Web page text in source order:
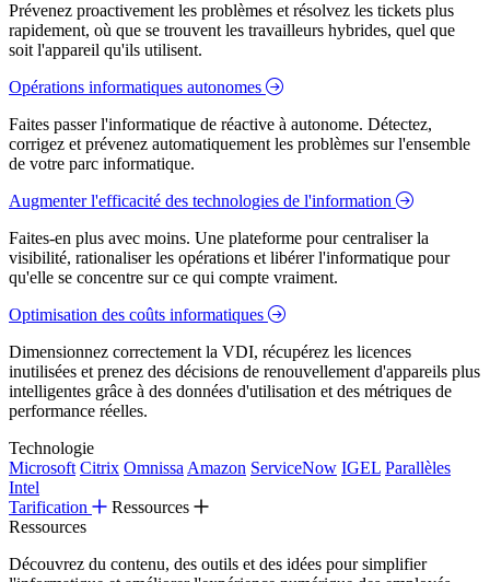
Prévenez proactivement les problèmes et résolvez les tickets plus
rapidement, où que se trouvent les travailleurs hybrides, quel que
soit l'appareil qu'ils utilisent.
Opérations informatiques autonomes
Faites passer l'informatique de réactive à autonome. Détectez,
corrigez et prévenez automatiquement les problèmes sur l'ensemble
de votre parc informatique.
Augmenter l'efficacité des technologies de l'information
Faites-en plus avec moins. Une plateforme pour centraliser la
visibilité, rationaliser les opérations et libérer l'informatique pour
qu'elle se concentre sur ce qui compte vraiment.
Optimisation des coûts informatiques
Dimensionnez correctement la VDI, récupérez les licences
inutilisées et prenez des décisions de renouvellement d'appareils plus
intelligentes grâce à des données d'utilisation et des métriques de
performance réelles.
Technologie
Microsoft Citrix Omnissa Amazon ServiceNow IGEL Parallèles
Intel
Tarification
Ressources
Ressources
Découvrez du contenu, des outils et des idées pour simplifier